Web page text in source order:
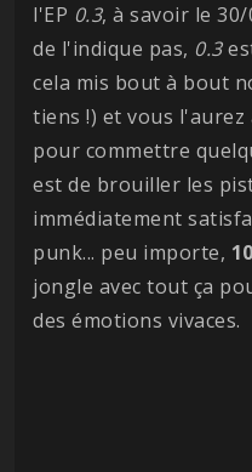
l'EP 0.3, à savoir le
de l'indique pas, 0.3
cela mis bout à bout
tiens !) et vous
pour commettre
est de brouiller les
immédiatement
punk... peu importe,
jongle avec tout ça
des émotions vivaces.